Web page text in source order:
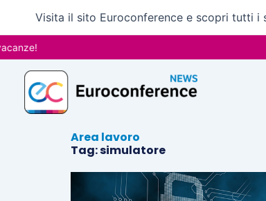
contenuto
Visita il sito Euroconference e scopri tutti i
Area lavoro
Tag: simulatore